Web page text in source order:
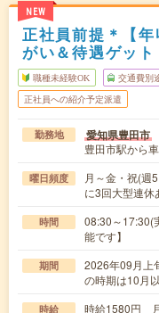
NEW
正社員前提＊【
がい＆待遇ゲッ
職種未経験OK 交通費別
正社員への紹介予定派遣
勤務地 愛知県豊田市
豊田市駅から
曜日頻度
月～金・祝(
に3回大型連休
時間
08:30～17:30(
能です】
期間
2026年09月
の時期は10月
時給 時給1580円